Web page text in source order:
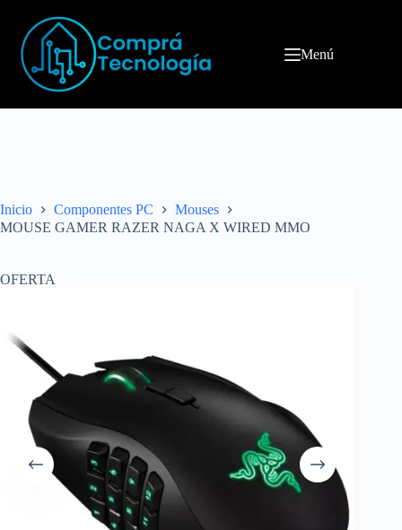
Menú
Inicio Componentes PC
Mouses
MOUSE GAMER RAZER NAGA X WIRED MMO
OFERTA